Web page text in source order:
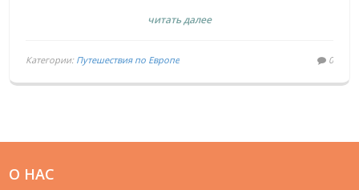
Описаны интересные и незабываемые места с
Рассказывается, как воспользоваться преимуществами
Европе. Искушенные туристы найдут здесь необычные и
читать далее
Категории: Путешествия по Европе 0
О НАС